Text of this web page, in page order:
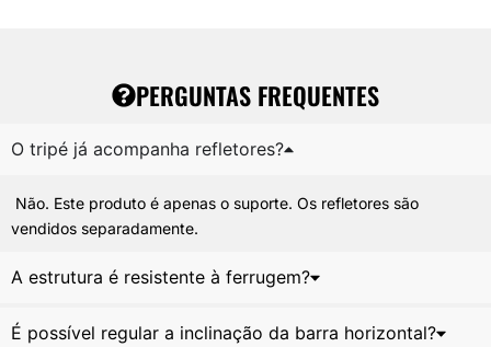
PERGUNTAS FREQUENTES
O tripé já acompanha refletores?
Não. Este produto é apenas o suporte. Os refletores são
vendidos separadamente.
A estrutura é resistente à ferrugem?
É possível regular a inclinação da barra horizontal?